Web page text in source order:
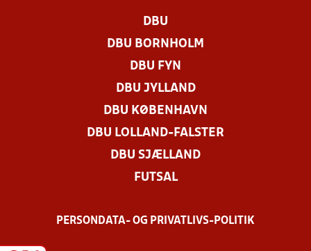
DBU
DBU BORNHOLM
DBU FYN
DBU JYLLAND
DBU KØBENHAVN
DBU LOLLAND-FALSTER
DBU SJÆLLAND
FUTSAL
PERSONDATA- OG PRIVATLIVS-POLITIK